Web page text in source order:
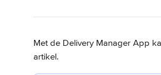
Met de Delivery Manager App
artikel.